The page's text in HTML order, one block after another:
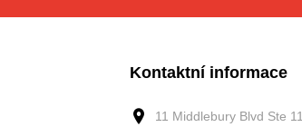
Kontaktní informace
11 Middlebury Blvd Ste 11,